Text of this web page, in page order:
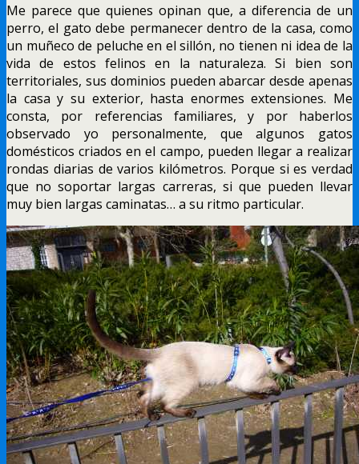
Me parece que quienes opinan que, a diferencia de un
perro, el gato debe permanecer dentro de la casa, como
un muñeco de peluche en el sillón, no tienen ni idea de la
vida de estos felinos en la naturaleza. Si bien son
territoriales, sus dominios pueden abarcar desde apenas
la casa y su exterior, hasta enormes extensiones. Me
consta, por referencias familiares, y por haberlos
observado yo personalmente, que algunos gatos
domésticos criados en el campo, pueden llegar a realizar
rondas diarias de varios kilómetros. Porque si es verdad
que no soportar largas carreras, si que pueden llevar
muy bien largas caminatas… a su ritmo particular.